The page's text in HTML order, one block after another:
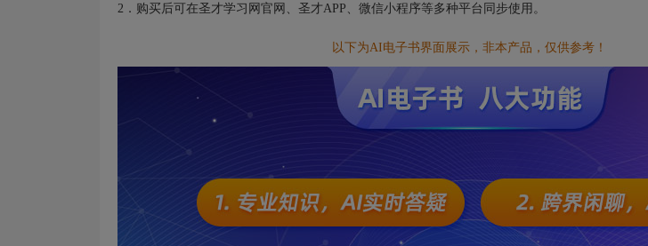
2．购买后可在圣才学习网官网、圣才APP、微信小程序等多种平台同步使用。
以下为AI电子书界面展示，非本产品，仅供参考！